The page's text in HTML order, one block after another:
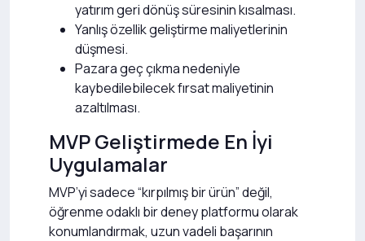
yatırım geri dönüş süresinin kısalması.
Yanlış özellik geliştirme maliyetlerinin
düşmesi.
Pazara geç çıkma nedeniyle
kaybedilebilecek fırsat maliyetinin
azaltılması.
MVP Geliştirmede En İyi
Uygulamalar
MVP’yi sadece “kırpılmış bir ürün” değil,
öğrenme odaklı bir deney platformu olarak
konumlandırmak, uzun vadeli başarının